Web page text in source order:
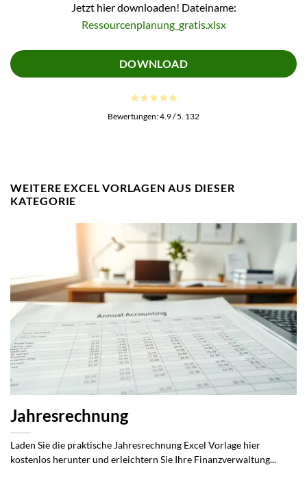
Jetzt hier downloaden! Dateiname:
Ressourcenplanung_gratis.xlsx
DOWNLOAD
Bewertungen:4.9/ 5. 132
WEITERE EXCEL VORLAGEN AUS DIESER
KATEGORIE
Jahresrechnung
Laden Sie die praktische Jahresrechnung Excel Vorlage hier
kostenlos herunter und erleichtern Sie Ihre Finanzverwaltung...